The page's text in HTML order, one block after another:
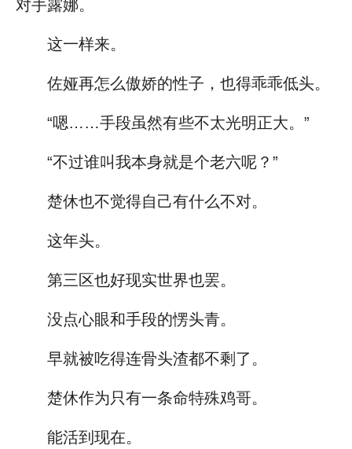
对手露娜。
这一样来。
佐娅再怎么傲娇的性子，也得乖乖低头。
“嗯……手段虽然有些不太光明正大。”
“不过谁叫我本身就是个老六呢？”
楚休也不觉得自己有什么不对。
这年头。
第三区也好现实世界也罢。
没点心眼和手段的愣头青。
早就被吃得连骨头渣都不剩了。
楚休作为只有一条命特殊鸡哥。
能活到现在。